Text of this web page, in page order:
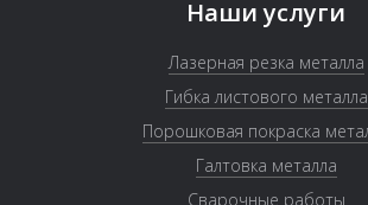
Наши услуги
Лазерная резка металла
Гибка листового металла
Порошковая покраска
Галтовка металла
Сварочные работы